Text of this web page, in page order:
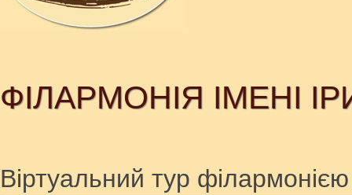
ФІЛАРМОНІЯ ІМЕНІ
Віртуальний тур філармонією